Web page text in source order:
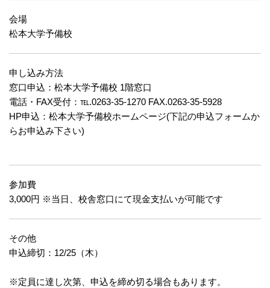
会場
松本大学予備校
申し込み方法
窓口申込：松本大学予備校 1階窓口
電話・FAX受付：℡.0263-35-1270 FAX.0263-35-5928
HP申込：松本大学予備校ホームページ(下記の申込フォームか
らお申込み下さい)
参加費
3,000円 ※当日、校舎窓口にて現金支払いが可能です
その他
申込締切：12/25（木）
※定員に達し次第、申込を締め切る場合もあります。